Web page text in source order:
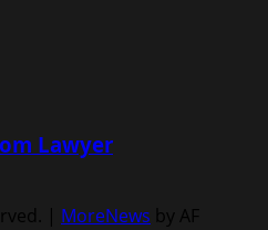
Lawyer
| MoreNews by AF